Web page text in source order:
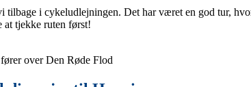
tilbage i cykeludlejningen. Det har været en god tur,
at tjekke ruten først!
over Den Røde Flod